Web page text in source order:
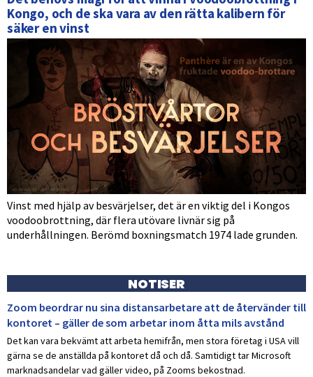
Kongo, och de ska vara av den rätta kalibern för
säker en vinst
Vinst med hjälp av besvärjelser, det är en viktig del i Kongos
voodoobrottning, där flera utövare livnär sig på
underhållningen. Berömd boxningsmatch 1974 lade grunden.
NOTISER
Zoom beordrar nu sina distansarbetare att de återvänder till
kontoret – gäller de som arbetar inom åtta mils avstånd
Det kan vara bekvämt att arbeta hemifrån, men stora företag i USA vill
gärna se de anställda på kontoret då och då. Samtidigt tar Microsoft
marknadsandelar vad gäller video, på Zooms bekostnad.